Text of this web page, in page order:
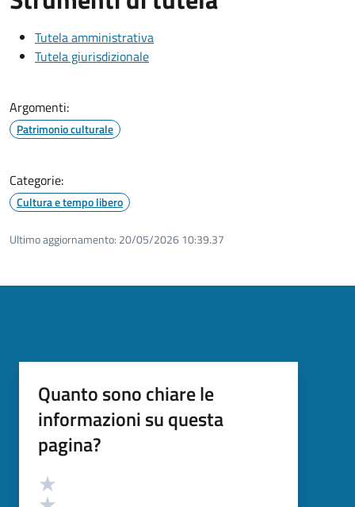
Tutela amministrativa
Tutela giurisdizionale
Argomenti:
Patrimonio culturale
Categorie:
Cultura e tempo libero
Ultimo aggiornamento: 20/05/2026 10:39.37
Quanto sono chiare le
informazioni su questa
pagina?
Valutazione